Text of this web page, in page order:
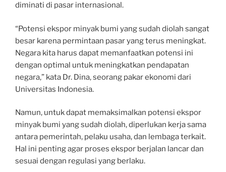
diminati di pasar internasional.
“Potensi ekspor minyak bumi yang sudah diolah sangat
besar karena permintaan pasar yang terus meningkat.
Negara kita harus dapat memanfaatkan potensi ini
dengan optimal untuk meningkatkan pendapatan
negara,” kata Dr. Dina, seorang pakar ekonomi dari
Universitas Indonesia.
Namun, untuk dapat memaksimalkan potensi ekspor
minyak bumi yang sudah diolah, diperlukan kerja sama
antara pemerintah, pelaku usaha, dan lembaga terkait.
Hal ini penting agar proses ekspor berjalan lancar dan
sesuai dengan regulasi yang berlaku.